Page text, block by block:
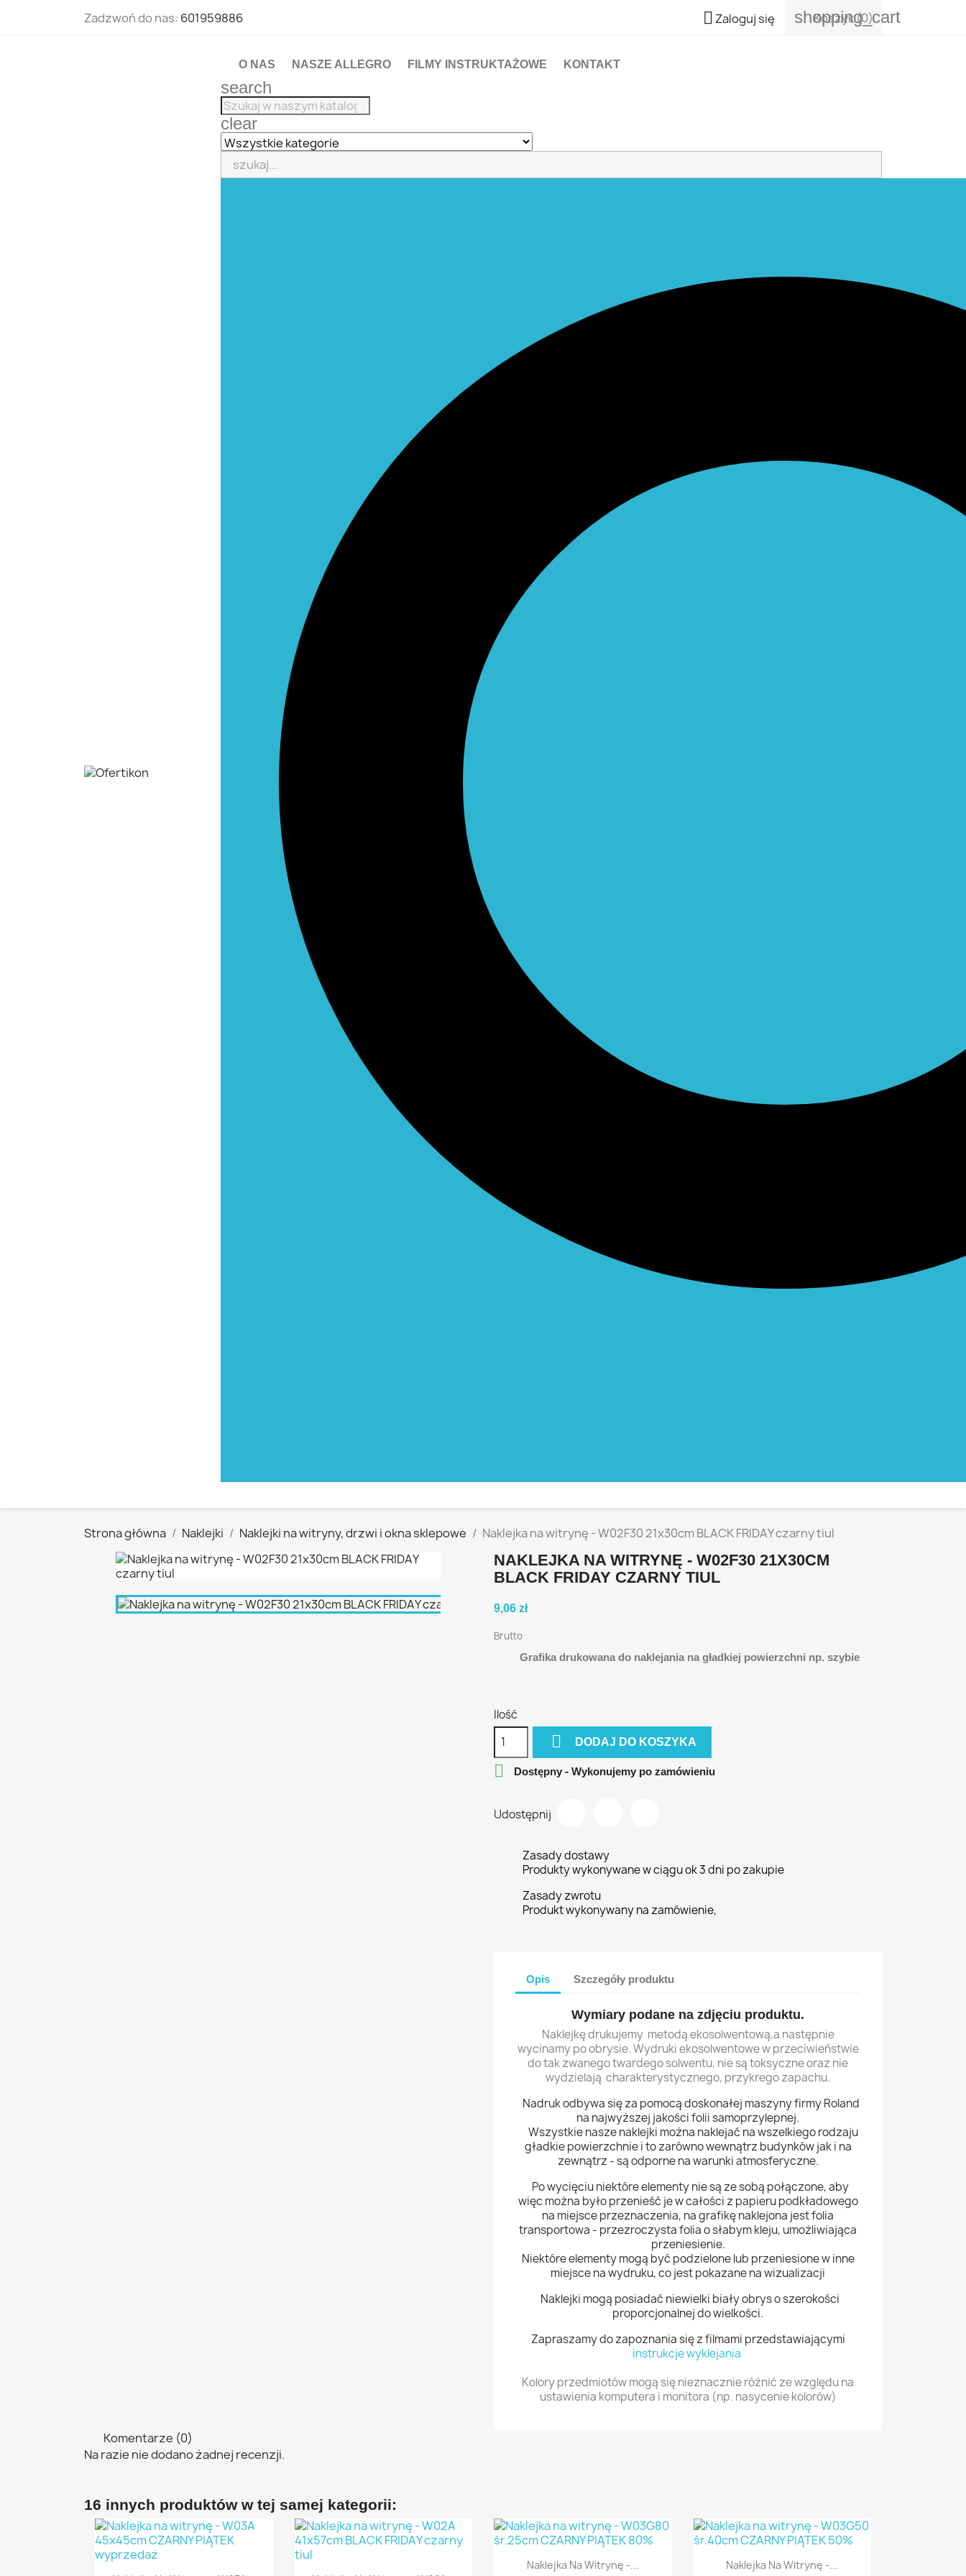
Zadzwoń do nas: 601959886  Zaloguj się shopping_cart
Koszyk(0)
O NAS NASZE ALLEGRO FILMY INSTRUKTAŻOWE KONTAKT
search
clear
Strona główna Naklejki Naklejki na witryny, drzwi i okna sklepowe Naklejka na witrynę - W02F30 21x30cm BLACK FRIDAY czarny tiul
NAKLEJKA NA WITRYNĘ - W02F30 21X30CM
BLACK FRIDAY CZARNY TIUL
9,06 zł
Brutto
Grafika drukowana do naklejania na gładkiej powierzchni np. szybie
Ilość
 DODAJ DO KOSZYKA
 Dostępny - Wykonujemy po zamówieniu
Udostępnij
Zasady dostawy
Produkty wykonywane w ciągu ok 3 dni po zakupie
Zasady zwrotu
Produkt wykonywany na zamówienie,
Opis Szczegóły produktu
Wymiary podane na zdjęciu produktu.
Naklejkę drukujemy metodą ekosolwentową,a następnie
wycinamy po obrysie. Wydruki ekosolwentowe w przeciwieństwie
do tak zwanego twardego solwentu, nie są toksyczne oraz nie
wydzielają charakterystycznego, przykrego zapachu.
Nadruk odbywa się za pomocą doskonałej maszyny firmy Roland
na najwyższej jakości folii samoprzylepnej.
Wszystkie nasze naklejki można naklejać na wszelkiego rodzaju
gładkie powierzchnie i to zarówno wewnątrz budynków jak i na
zewnątrz - są odporne na warunki atmosferyczne.
Po wycięciu niektóre elementy nie są ze sobą połączone, aby
więc można było przenieść je w całości z papieru podkładowego
na miejsce przeznaczenia, na grafikę naklejona jest folia
transportowa - przezroczysta folia o słabym kleju, umożliwiająca
przeniesienie.
Niektóre elementy mogą być podzielone lub przeniesione w inne
miejsce na wydruku, co jest pokazane na wizualizacji
Naklejki mogą posiadać niewielki biały obrys o szerokości
proporcjonalnej do wielkości.
Zapraszamy do zapoznania się z filmami przedstawiającymi
instrukcje wyklejania
Kolory przedmiotów mogą się nieznacznie różnić ze względu na
ustawienia komputera i monitora (np. nasycenie kolorów)
Komentarze (0)
Na razie nie dodano żadnej recenzji.
16 innych produktów w tej samej kategorii:
 Szybki podgląd
Naklejka Na Witrynę -...  Szybki podgląd
Naklejka Na Witrynę -...